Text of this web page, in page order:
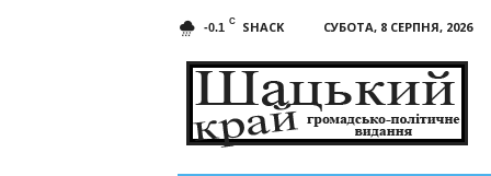
-0.1 C SHACK
СУБОТА, 8 СЕРПНЯ, 2026
край